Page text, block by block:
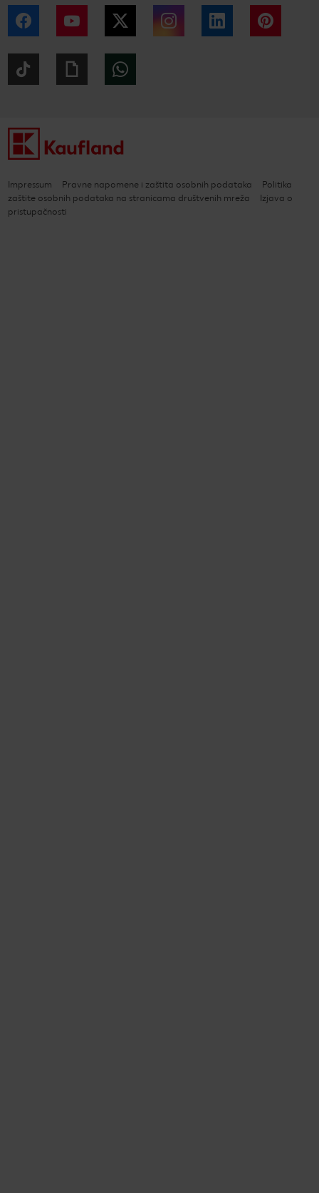
Facebook YouTube Twitter Instagram LinkedIn
Giphy
Impressum Pravne napomene i zaštita osobnih podataka
Politika
zaštite osobnih podataka na stranicama društvenih mreža
Izjava o
pristupačnosti